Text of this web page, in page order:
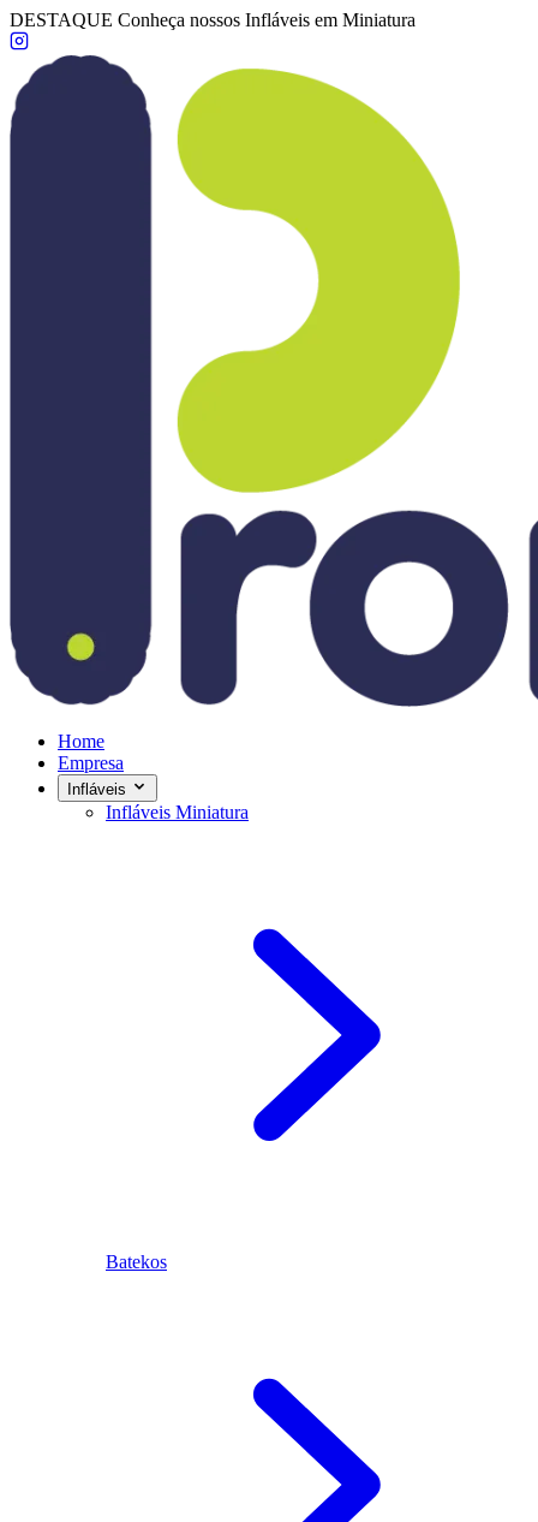
DESTAQUE Conheça nossos Infláveis em Miniatura
Home
Empresa
Infláveis
Infláveis Miniatura
Batekos